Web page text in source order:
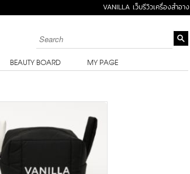
VANILLA เว็บรีวิวเครื่องสำอาง
BEAUTY BOARD MY PAGE